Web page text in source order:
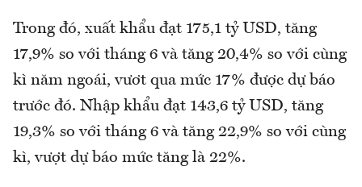
Trong đó, xuất khẩu đạt 175,1 tỷ USD, tăng
17,9% so với tháng 6 và tăng 20,4% so với cùng
kì năm ngoái, vươt qua mức 17% được dự báo
trước đó. Nhập khẩu đạt 143,6 tỷ USD, tăng
19,3% so với tháng 6 và tăng 22,9% so với cùng
kì, vượt dự báo mức tăng là 22%.